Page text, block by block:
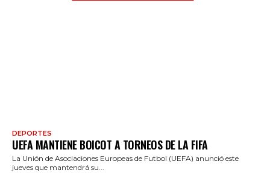
DEPORTES
UEFA MANTIENE BOICOT A TORNEOS DE LA FIFA
La Unión de Asociaciones Europeas de Futbol (UEFA) anunció este
jueves que mantendrá su...